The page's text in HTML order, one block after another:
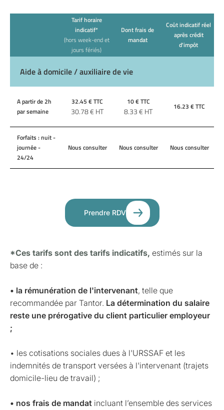
Tarif horaire
indicatif*
(hors week-end et
jours fériés)
Dont frais de
mandat
Coût indicatif réel
après crédit
d'impôt
Aide à domicile / auxiliaire de vie
A partir de 2h
par semaine
32.45 € TTC
30.78€ HT
10€ TTC
8.33€ HT 16.23 € TTC
Forfaits : nuit -
journée -
24/24
Nous consulter Nous consulter Nous consulter
Prendre RDV
*Ces tarifs sont des tarifs indicatifs, estimés sur la
base de :
• la rémunération de l'intervenant, telle que
recommandée par Tantor. La détermination du salaire
reste une prérogative du client particulier employeur
;
• les cotisations sociales dues à l'URSSAF et les
indemnités de transport versées à l'intervenant (trajets
domicile-lieu de travail) ;
• nos frais de mandat incluant l’ensemble des services